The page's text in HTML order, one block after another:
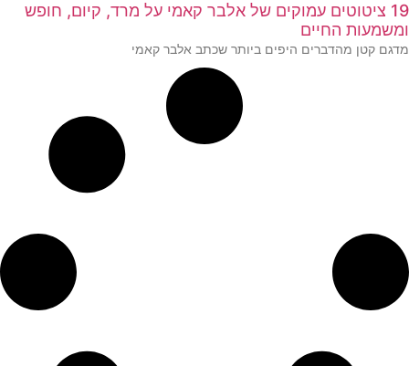
19 ציטוטים עמוקים של אלבר קאמי על מרד, קיום, חופש
ומשמעות החיים
מדגם קטן מהדברים היפים ביותר שכתב אלבר קאמי